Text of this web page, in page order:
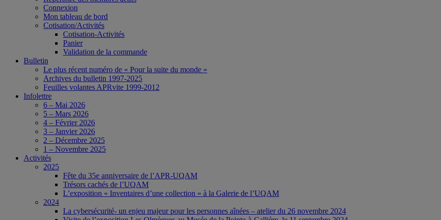
Connexion
Mon tableau de bord
Cotisation/Activités
Cotisation-Activités
Panier
Validation de la commande
Bulletin
Le plus récent numéro de « Pour la suite du monde »
Archives du bulletin 1997-2025
Feuilles volantes APRvite 1999-2012
Infolettre
6 – Mai 2026
5 – Mars 2026
4 – Février 2026
3 – Janvier 2026
2 – Décembre 2025
1 – Novembre 2025
Activités
2025
Fête du 35e anniversaire de l’APR-UQAM
Trésors cachés de l’UQAM
L’exposition « Inventaires d’une collection » à la Galerie de l’UQAM
2024
La cybersécurité- un enjeu majeur pour les personnes aînées – atelier du 26 novembre 2024